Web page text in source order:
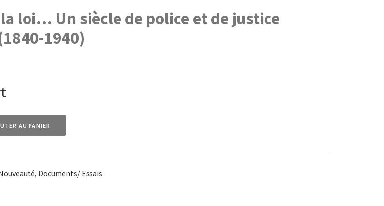
loi… Un siècle de police et de justice
1940)
AU PANIER
, Documents/ Essais